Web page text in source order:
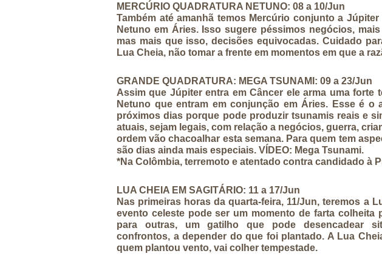
MERCÚRIO QUADRATURA NETUNO: 08 a 10/Jun
Também até amanhã temos Mercúrio conjunto a
Netuno em Áries. Isso sugere péssimos negócios,
mas mais que isso, decisões equivocadas. Cuidado
Lua Cheia, não tomar a frente em momentos em que a
GRANDE QUADRATURA: MEGA TSUNAMI: 09 a 23/Jun
Assim que Júpiter entra em Câncer ele arma uma forte
Netuno que entram em conjunção em Áries. Esse é o
próximos dias porque pode produzir tsunamis reais e
atuais, sejam legais, com relação a negócios, guerra,
ordem vão chacoalhar esta semana. Para quem tem
são dias ainda mais especiais. VÍDEO: Mega Tsunami.
*Na Colômbia, terremoto e atentado contra candidado à
LUA CHEIA EM SAGITÁRIO: 11 a 17/Jun
Nas primeiras horas da quarta-feira, 11/Jun, teremos a
evento celeste pode ser um momento de farta colheita
para outras, um gatilho que pode desencadear
confrontos, a depender do que foi plantado. A Lua
quem plantou vento, vai colher tempestade.